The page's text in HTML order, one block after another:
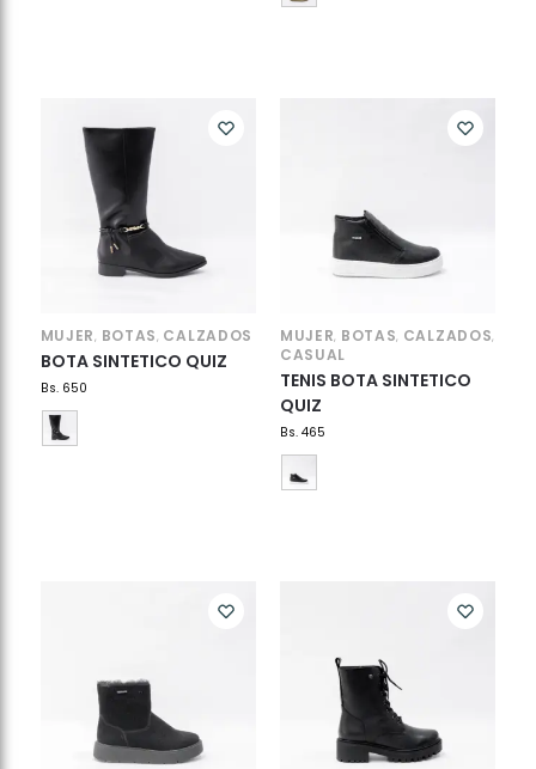
MUJER, BOTAS, CALZADOS
BOTA SINTETICO QUIZ
Bs.650
MUJER, BOTAS, CALZADOS,
CASUAL
TENIS BOTA SINTETICO
QUIZ
Bs.465